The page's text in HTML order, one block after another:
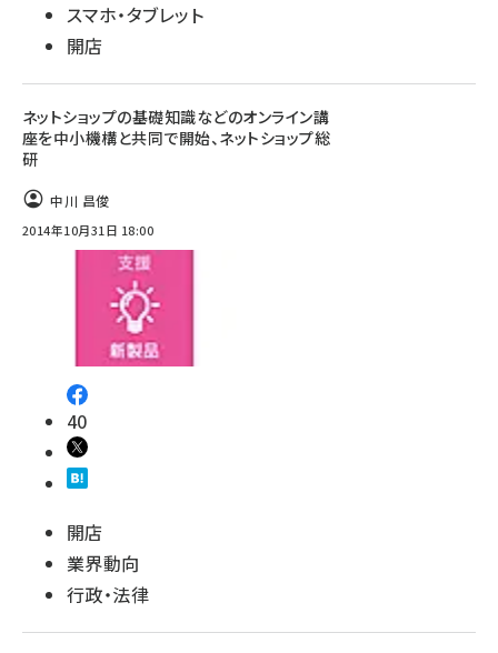
スマホ・タブレット
開店
ネットショップの基礎知識などのオンライン講
座を中小機構と共同で開始、ネットショップ総
研
中川 昌俊
2014年10月31日 18:00
40
開店
業界動向
行政・法律